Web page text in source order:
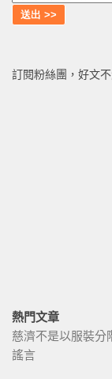
訂閱粉絲團，好文不
熱門文章
慈濟不是以服裝分
謠言